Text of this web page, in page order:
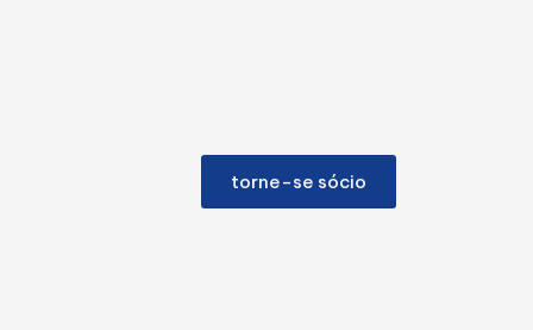
torne-se sócio